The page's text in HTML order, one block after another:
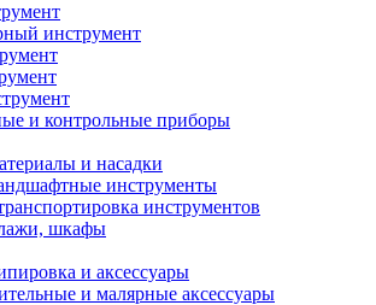
инструмент
и контрольные приборы
и насадки
инструменты
инструментов
шкафы
и аксессуары
и малярные аксессуары